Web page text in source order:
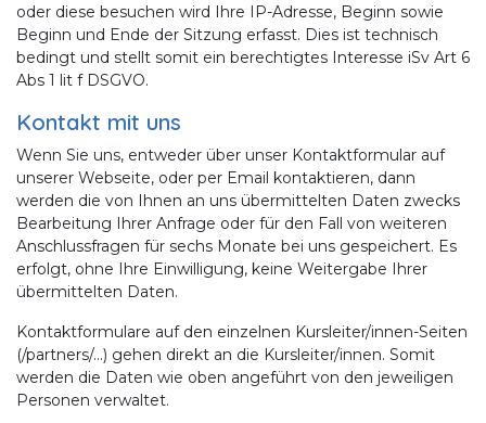
oder diese besuchen wird Ihre IP-Adresse, Beginn sowie
Beginn und Ende der Sitzung erfasst. Dies ist technisch
bedingt und stellt somit ein berechtigtes Interesse iSv Art 6
Abs 1 lit f DSGVO.
Kontakt mit uns
Wenn Sie uns, entweder über unser Kontaktformular auf
unserer Webseite, oder per Email kontaktieren, dann
werden die von Ihnen an uns übermittelten Daten zwecks
Bearbeitung Ihrer Anfrage oder für den Fall von weiteren
Anschlussfragen für sechs Monate bei uns gespeichert. Es
erfolgt, ohne Ihre Einwilligung, keine Weitergabe Ihrer
übermittelten Daten.
Kontaktformulare auf den einzelnen Kursleiter/innen-Seiten
(/partners/...) gehen direkt an die Kursleiter/innen. Somit
werden die Daten wie oben angeführt von den jeweiligen
Personen verwaltet.